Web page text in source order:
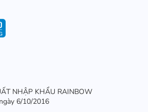
NHẬP KHẨU RAINBOW
6/10/2016